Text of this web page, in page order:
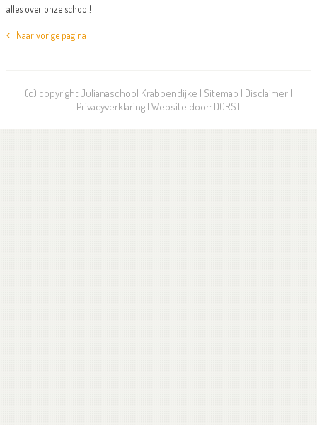
alles over onze school!
Naar vorige pagina
(c) copyright Julianaschool Krabbendijke | Sitemap | Disclaimer |
Privacyverklaring| Website door: DORST